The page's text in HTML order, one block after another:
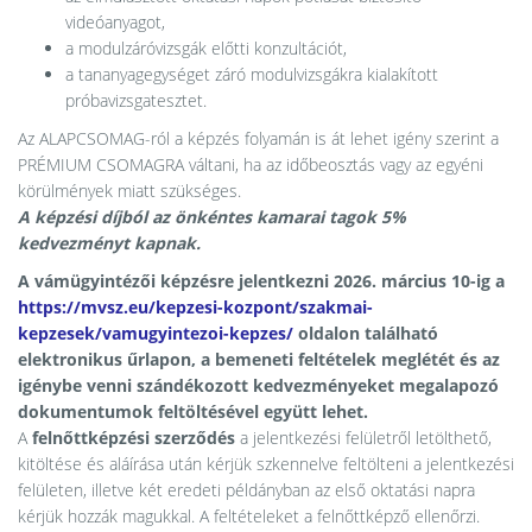
videóanyagot,
a modulzáróvizsgák előtti konzultációt,
a tananyagegységet záró modulvizsgákra kialakított
próbavizsgatesztet.
Az ALAPCSOMAG-ról a képzés folyamán is át lehet igény szerint a
PRÉMIUM CSOMAGRA váltani, ha az időbeosztás vagy az egyéni
körülmények miatt szükséges.
A képzési díjból az önkéntes kamarai tagok 5%
kedvezményt kapnak.
A vámügyintézői képzésre jelentkezni 2026. március 10-ig a
https://mvsz.eu/kepzesi-kozpont/szakmai-
kepzesek/vamugyintezoi-kepzes/ oldalon található
elektronikus űrlapon, a bemeneti feltételek meglétét és az
igénybe venni szándékozott kedvezményeket megalapozó
dokumentumok feltöltésével együtt lehet.
Afelnőttképzési szerződés a jelentkezési felületről letölthető,
kitöltése és aláírása után kérjük szkennelve feltölteni a jelentkezési
felületen, illetve két eredeti példányban az első oktatási napra
kérjük hozzák magukkal. A feltételeket a felnőttképző ellenőrzi.